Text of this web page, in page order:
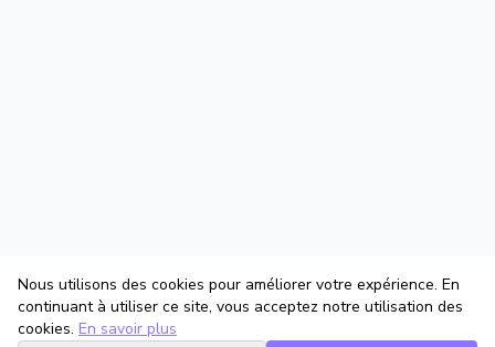
Nous utilisons des cookies pour améliorer votre expérience. En
continuant à utiliser ce site, vous acceptez notre utilisation des
cookies. En savoir plus